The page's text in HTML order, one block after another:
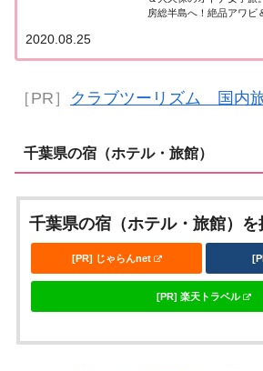
房総半島へ！絶品アワビ
こちら！あさこ＆大久
女子旅あさこ大久保が行
2020.08.25
［PR］ クラブツーリズム 国内
千葉県の宿（ホテル・旅館）
千葉県の宿（ホテル・旅館）を
[PR] じゃらんnet
[PR] 楽天トラベル